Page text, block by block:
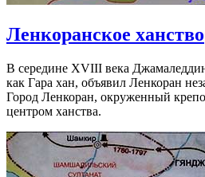
Ленкоранское ханство
В середине XVIII века
как Гара хан, объявил Ленкоран
Город Ленкоран, окруженный
центром ханства.